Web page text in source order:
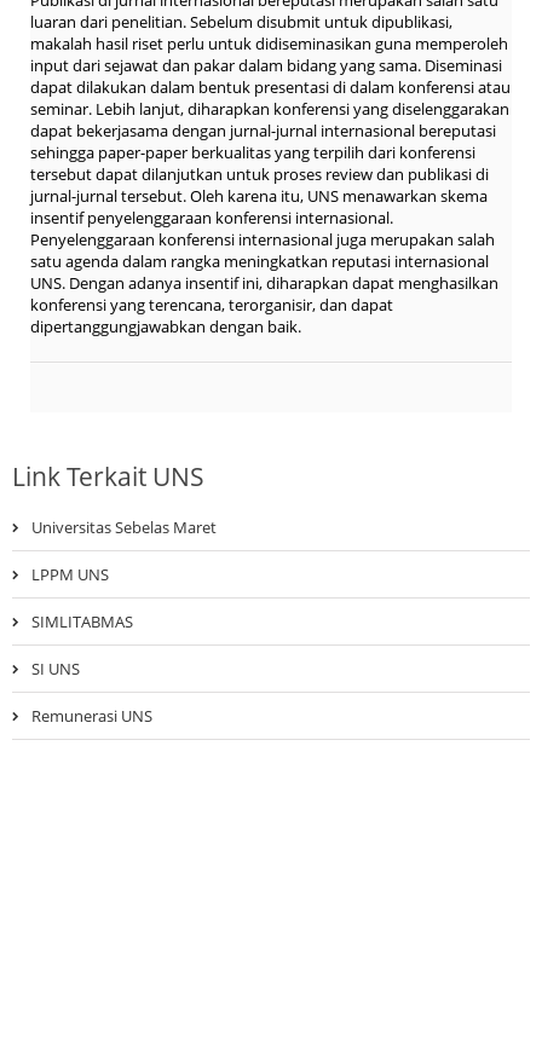
luaran dari penelitian. Sebelum disubmit untuk dipublikasi,
makalah hasil riset perlu untuk didiseminasikan guna memperoleh
input dari sejawat dan pakar dalam bidang yang sama. Diseminasi
dapat dilakukan dalam bentuk presentasi di dalam konferensi atau
seminar. Lebih lanjut, diharapkan konferensi yang diselenggarakan
dapat bekerjasama dengan jurnal-jurnal internasional bereputasi
sehingga paper-paper berkualitas yang terpilih dari konferensi
tersebut dapat dilanjutkan untuk proses review dan publikasi di
jurnal-jurnal tersebut. Oleh karena itu, UNS menawarkan skema
insentif penyelenggaraan konferensi internasional.
Penyelenggaraan konferensi internasional juga merupakan salah
satu agenda dalam rangka meningkatkan reputasi internasional
UNS. Dengan adanya insentif ini, diharapkan dapat menghasilkan
konferensi yang terencana, terorganisir, dan dapat
dipertanggungjawabkan dengan baik.
Link Terkait UNS
Universitas Sebelas Maret
LPPM UNS
SIMLITABMAS
SI UNS
Remunerasi UNS